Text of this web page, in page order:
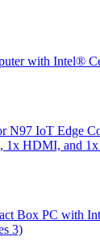
with Intel®
N97 IoT Edge
1x HDMI, and
Box PC with
3)